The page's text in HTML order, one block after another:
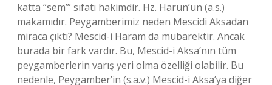
katta “sem’” sıfatı hakimdir. Hz. Harun’un (a.s.)
makamıdır. Peygamberimiz neden Mescidi Aksadan
miraca çıktı? Mescid-i Haram da mübarektir. Ancak
burada bir fark vardır. Bu, Mescid-i Aksa’nın tüm
peygamberlerin varış yeri olma özelliği olabilir. Bu
nedenle, Peygamber’in (s.a.v.) Mescid-i Aksa’ya diğer